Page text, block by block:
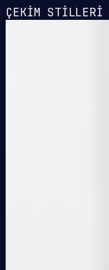
ÇEKİM STİLLERİ